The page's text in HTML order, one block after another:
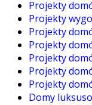
Projekty
Projekty
Projekty
Projekty
Projekty
Projekty
Projekty
Domy